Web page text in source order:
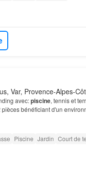
Var, Provence-Alpes-
avec:piscine, tennis et
bénéficiant d'un
par une terr…
Piscine Jardin Court de